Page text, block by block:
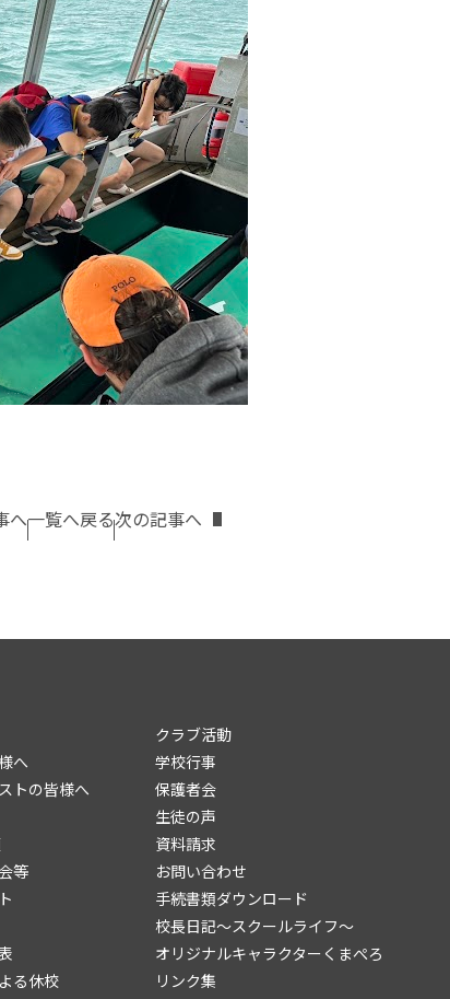
へ一覧へ戻る次の記事へ
へ
トの皆様へ
等
る休校
クラブ活動
学校行事
保護者会
生徒の声
資料請求
お問い合わせ
手続書類ダウンロード
校長日記～スクールライフ～
オリジナルキャラクターくまぺろ
リンク集